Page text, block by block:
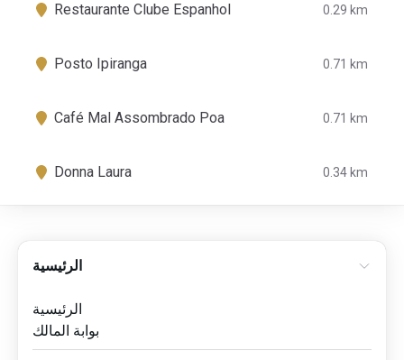
Restaurante Clube Espanhol 0.29 km
Posto Ipiranga 0.71 km
Café Mal Assombrado Poa 0.71 km
Donna Laura 0.34 km
الرئيسية
الرئيسية
بوابة المالك